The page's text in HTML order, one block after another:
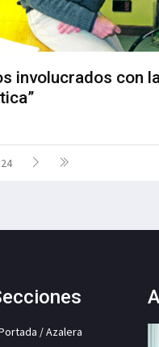
involucrados con
24
/ Azalera